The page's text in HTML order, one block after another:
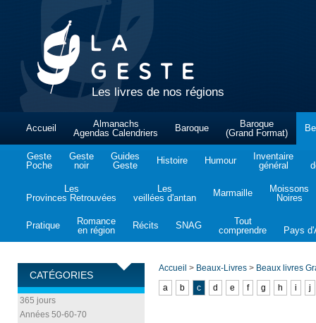
Les livres de nos régions
Accueil
Almanachs
Agendas Calendriers
Baroque
Baroque
(Grand Format)
Geste
Poche
Geste
noir
Guides
Geste
Histoire Humour
Inventaire
général
Les
Provinces Retrouvées
Les
veillées d'antan
Marmaille
Moissons
Noires
Pratique
Romance
en région
Récits SNAG
Tout
comprendre
Pays
CATÉGORIES
365 jours
Années 50-60-70
Accueil > Beaux-Livres > Beaux livres
a
b c d e f g h i j